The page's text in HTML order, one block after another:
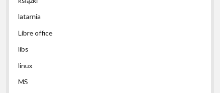
latarnia
Libre office
libs
linux
MS